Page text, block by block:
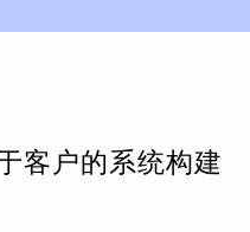
客户的系统构建